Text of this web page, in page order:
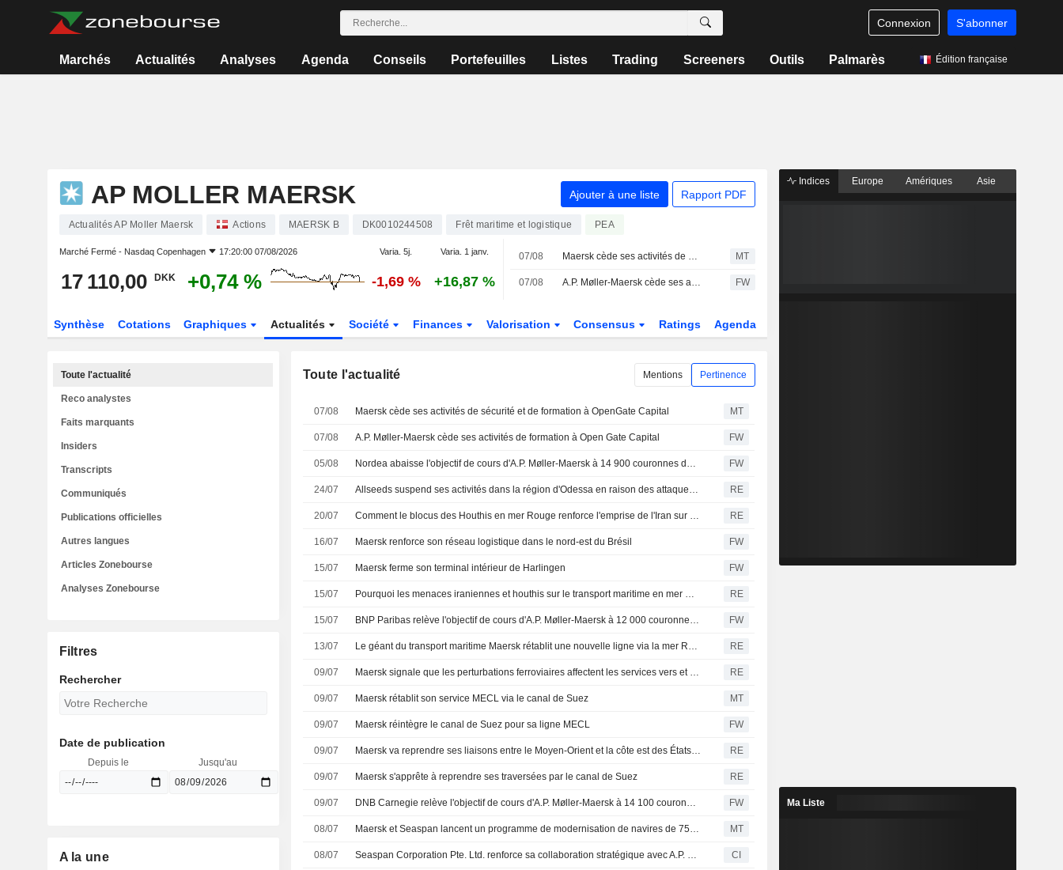
Connexion S'abonner
Marchés Actualités Analyses Agenda Conseils Portefeuilles Listes Trading Screeners Outils Palmarès Édition française
AP MOLLER MAERSK Ajouter à une liste Rapport PDF
Actualités AP Moller Maersk Actions MAERSK B DK0010244508 Frêt maritime et logistique PEA
Marché Fermé - Nasdaq Copenhagen 17:20:00 07/08/2026 Varia. 5j. Varia. 1 janv.
17 110,00 DKK +0,74 % -1,69 % +16,87 %
07/08 Maersk cède ses activités de sécurité et de formation à OpenGate Capital MT
07/08 A.P. Møller-Maersk cède ses activités de formation à Open Gate Capital FW
Synthèse Cotations Graphiques Actualités Société Finances Valorisation Consensus Ratings Agenda
Toute l'actualité Mentions Pertinence
07/08 Maersk cède ses activités de sécurité et de formation à OpenGate Capital MT
07/08 A.P. Møller-Maersk cède ses activités de formation à Open Gate Capital FW
05/08 Nordea abaisse l'objectif de cours d'A.P. Møller-Maersk à 14 900 couronnes danoises (contre 15 200), réitère sa recommandation à la vente FW
24/07 Allseeds suspend ses activités dans la région d'Odessa en raison des attaques russes RE
20/07 Comment le blocus des Houthis en mer Rouge renforce l'emprise de l'Iran sur l'approvisionnement énergétique mondial RE
16/07 Maersk renforce son réseau logistique dans le nord-est du Brésil FW
15/07 Maersk ferme son terminal intérieur de Harlingen FW
15/07 Pourquoi les menaces iraniennes et houthis sur le transport maritime en mer Rouge pèsent davantage sur le pétrole aujourd'hui RE
15/07 BNP Paribas relève l'objectif de cours d'A.P. Møller-Maersk à 12 000 couronnes danoises (contre 11 000), maintient son opinion à "sous-performance" - BN FW
13/07 Le géant du transport maritime Maersk rétablit une nouvelle ligne via la mer Rouge RE
09/07 Maersk signale que les perturbations ferroviaires affectent les services vers et depuis les ports du nord de l'Allemagne RE
09/07 Maersk rétablit son service MECL via le canal de Suez MT
09/07 Maersk réintègre le canal de Suez pour sa ligne MECL FW
09/07 Maersk va reprendre ses liaisons entre le Moyen-Orient et la côte est des États-Unis via le canal de Suez RE
09/07 Maersk s'apprête à reprendre ses traversées par le canal de Suez RE
09/07 DNB Carnegie relève l'objectif de cours d'A.P. Møller-Maersk à 14 100 couronnes danoises (contre 12 400), maintient sa recommandation à la vente FW
08/07 Maersk et Seaspan lancent un programme de modernisation de navires de 75 millions de dollars MT
08/07 Seaspan Corporation Pte. Ltd. renforce sa collaboration stratégique avec A.P. Moller - Maersk (Maersk) CI
Toute l'actualité
Reco analystes
Faits marquants
Insiders
Transcripts
Communiqués
Publications officielles
Autres langues
Articles Zonebourse
Analyses Zonebourse
Filtres
Rechercher
Date de publication
Depuis le Jusqu'au
A la une
Indices Europe Amériques Asie
Ma Liste